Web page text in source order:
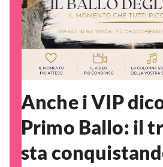
Anche i VIP
Primo Ballo: il
sta